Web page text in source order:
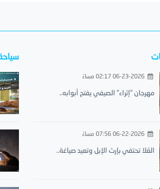
مهرجان "إثراء" الصيفي يفتح أبوابه..
العُلا تحتفي بإرث الإبل وتعيد صياغة..